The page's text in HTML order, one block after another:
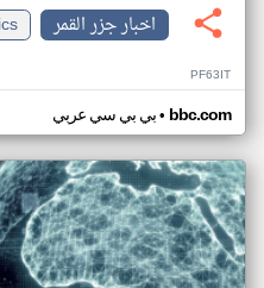
اخبار جزر القمر
PF63IT
بي بي سي عربي• bbc.com